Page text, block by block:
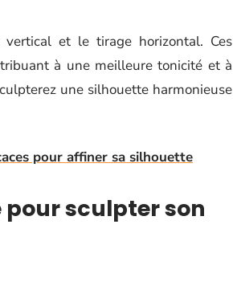
et le tirage horizontal. Ces
à une meilleure tonicité et à
une silhouette harmonieuse
pour affiner sa silhouette
pour sculpter son